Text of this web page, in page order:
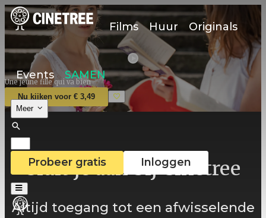
Films Huur Originals
Events SAMEN
Meer
Probeer gratis Inloggen
Une jeune fille qui va bien
Nu kijken voor € 3,49
Sluit je aan bij Cinetree
Altijd toegang tot een afwisselende